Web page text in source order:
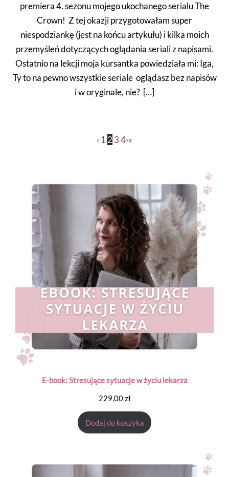
premiera 4. sezonu mojego ukochanego serialu The
Crown! Z tej okazji przygotowałam super
niespodziankę (jest na końcu artykułu) i kilka moich
przemyśleń dotyczących oglądania seriali z napisami.
Ostatnio na lekcji moja kursantka powiedziała mi: Iga,
Ty to na pewno wszystkie seriale oglądasz bez napisów
i w oryginale, nie? […]
‹ 1 2 34›»
E-book: Stresujące sytuacje w życiu lekarza
229,00zł
Dodaj do koszyka